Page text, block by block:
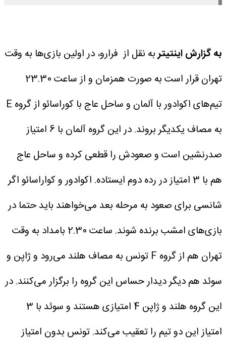
به گزارش اینتیتربه نقل از فرارو، در اولین بازی‌ها به وقت
تهران قرار است به صورت همزمان و از ساعت 23.30
تیم‌های اکوادور با آلمان و ساحل عاج با کوراسائو از گروه E
به مصاف یکدیگر بروند. در این گروه آلمان با 6 امتیاز
صدرنشین است و صعودش را قطعی کرده و ساحل عاج
هم با 3 امتیاز در رده دوم ایستاده. اکوادور و کواراسائو اگر
شانسی برای صعود به مرحله بعد می‌خواهند باید حتما در
بازی‌های امشب برنده شوند.
ساعت 2.30 بامداد به وقت
تهران هم از گروه F تونس به مصاف هلند می‌رود و ژاپن و
سوئد هم دیگر دیدار حساس این گروه را برگزار می‌کنند. در
این گروه هلند و ژاپن 4 امتیازی هستند و سوئد با 3
امتیاز این دو تیم را تعقیب می‌کند. تونس بدون امتیاز